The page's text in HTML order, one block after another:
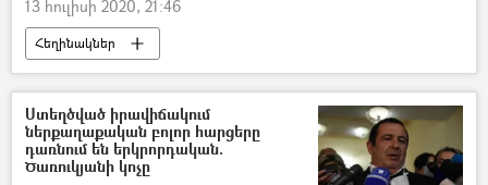
13 հուլիսի 2020, 21:46
Հեղինակներ
արհեստական բանականություն
Երևան
Տրանսպորտ
տարեց
երեխա
կորոնավիրուս
խցանում
5 րոպե Դուլյանի հետ
Ստեղծված իրավիճակում
ներքաղաքական բոլոր հարցերը
դառնում են երկրորդական.
Ծառուկյանի կոչը